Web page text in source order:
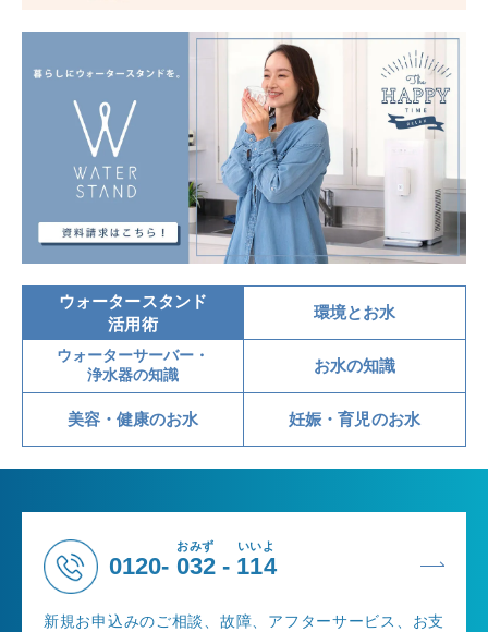
ウォータースタンド
活用術
環境とお水
ウォーターサーバー・
浄水器の知識
お水の知識
美容・健康のお水 妊娠・育児のお水
0120- 032
おみず
- 114
いいよ
新規お申込みのご相談、故障、アフターサービス、お支